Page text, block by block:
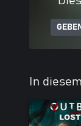
In